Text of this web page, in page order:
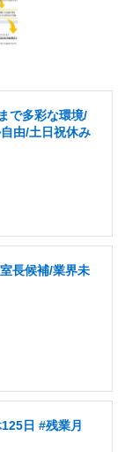
で多彩な環境/
由/土日祝休み
長候補/業界未
日 #残業月